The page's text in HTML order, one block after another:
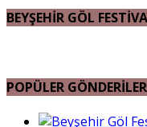
BEYŞEHİR GÖL
POPÜLER GÖNDERİLER